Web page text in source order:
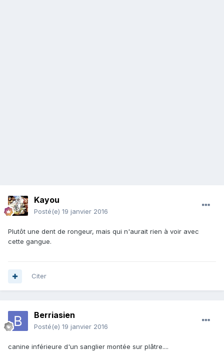
Kayou
Posté(e) 19 janvier 2016
Plutôt une dent de rongeur, mais qui n'aurait rien à voir avec
cette gangue.
Citer
Berriasien
Posté(e) 19 janvier 2016
canine inférieure d'un sanglier montée sur plâtre....